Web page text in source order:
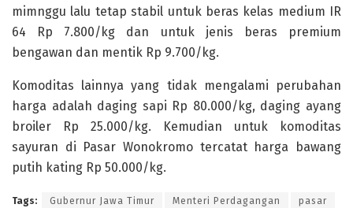
mimnggu lalu tetap stabil untuk beras kelas medium IR
64 Rp 7.800/kg dan untuk jenis beras premium
bengawan dan mentik Rp 9.700/kg.
Komoditas lainnya yang tidak mengalami perubahan
harga adalah daging sapi Rp 80.000/kg, daging ayang
broiler Rp 25.000/kg. Kemudian untuk komoditas
sayuran di Pasar Wonokromo tercatat harga bawang
putih kating Rp 50.000/kg.
Tags: Gubernur Jawa Timur Menteri Perdagangan pasar